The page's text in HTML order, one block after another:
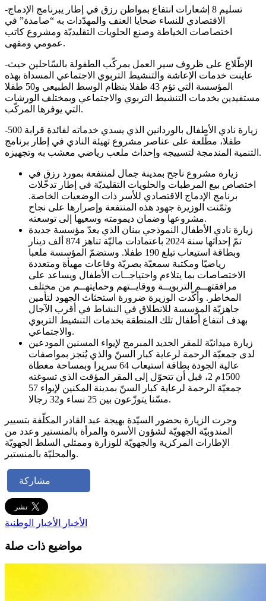
-تسليم 8 إشعارات انتفاع بمواطن رزق في إطار يبرنامج الإدماج
الاقتصادي للنساء ضحايا العنف والمهدّدات به “صامدة” في
اختصاصات الخياطة وصنع الحلويات التقليديّة ومشروع كاتب
عمومي ومقهى.
-الإطّلاع على ظروف سير العمل بمركّب الطفولة بالسّاحلين حيث
عاينت خدمات الإعاشة والتنشيط التربوي الاجتماعي المسداة بهذه
المؤسسة التي تؤم 43 طفلا بنظام الوسط الطبيعي و50 طفلا
مستفيدين بخدمات التنشيط التربوي والاجتماعي وبمختلف الورشات
التي يوفرها المركّب.
-زيارة نادي الأطفال بالوردانين الذي يسدي خدماته لفائدة قرابة 500
طفلا، مطّلعة على عناصر مشروع تهيئة النادي في إطار برنامج
التنمية المندمجة لتسييجه وإحداث ملعب رياضي معشب به وتجهيزه.
زيارة مشروع ناجح بمدينة جمال لمنتفعة بمورد رزق في
اختصاص بيع المرطبات والحلويات التقليديّة في إطار تدخّلات
برنامج الإدماج الاقتصادي للأسر ذات الوضعيات الخاصة.
وثمّنت الوزيرة جهود هذه المنتفعة وإصرارها على نجاح
مشروعها وضمان ديمومته وسعيها إلى توسعته.
زيارة نادي الأطفال النموذجي ببنان الذي يعدّ مؤسسة جديدة
تمّ إحداثها سنة 2024 باعتمادات ماليّة تناهز 874 ألف دينار
وبطاقة استيعاب تبلغ 190 طفلا. وستضمّ المؤسسة ملعبا
رياضيّا ومكتبة سمعيّة بصريّة وقاعات مهيأة ومتعددة
الاختصاصات بما يتلاءم واحتياجــات الأطفال ويساعد على
مرافقتهــم التربويــة ووقايــتهم وحمايتهــم من مختلف
المخاطر. وأكّدت الوزيرة ضرورة استحثاث الجهود لتأمين
جاهزيّة المؤسسة للانطلاق في النشاط في أقرب الآجال
بهدف انتفاع أطفال تلك المنطقة بخدمات التنشيط التربوي
والاجتماعي.
زيارة ميدانيّة للمقر الجديد المبرمج لإيواء المسنين المودعين
لدى جمعيّة الرحمة لرعاية كبار السنّ والذي يُنجز بمواصفات
عالية الجودة بطاقة استيعاب 64 سريرا وبمساحة مغطاة
1500م 2، قبل أن تتحوّل إلى المقر المؤقت الذي تسوغته
جمعيّة الرحمة لرعاية كبار السنّ بمدينة المكنين لإيواء 57
مسّنا يتوزّعون بين 25 نساء و32 رجالا.
وجرت الزيارة بحضور السيّدة بهيجة عبد القادر المكلّفة بتسيير
المندوبيّة الجهويّة لشؤون الأسرة والمرأة بالمنستير وعدد من
الإطارات المركزية والجهويّة للوزارة وممثلي السلط الجهويّة
والمحليّة بالمنستير.
مشاركة
الأخبار الأخبار الوطنية
مواضيع ذات صلة